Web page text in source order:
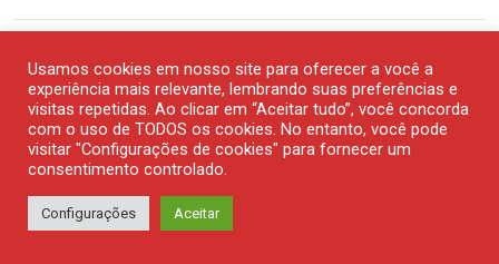
fevereiro 2025
janeiro 2025
dezembro 2024
Usamos cookies em nosso site para oferecer a você a
experiência mais relevante, lembrando suas preferências e
visitas repetidas. Ao clicar em “Aceitar tudo”, você concorda
com o uso de TODOS os cookies. No entanto, você pode
visitar "Configurações de cookies" para fornecer um
consentimento controlado.
Configurações Aceitar